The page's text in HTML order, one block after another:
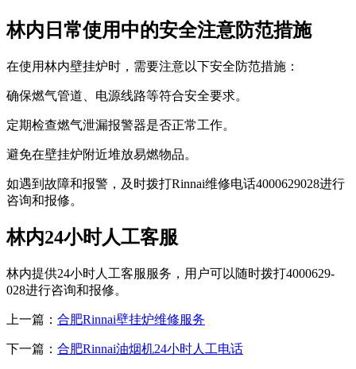
林内日常使用中的安全注意防范措施
在使用林内壁挂炉时，需要注意以下安全防范措施：
确保燃气管道、电源线路等符合安全要求。
定期检查燃气泄漏报警器是否正常工作。
避免在壁挂炉附近堆放易燃物品。
如遇到故障和报警，及时拨打Rinnai维修电话4000629028进行
咨询和报修。
林内24小时人工客服
林内提供24小时人工客服服务，用户可以随时拨打4000629-
028进行咨询和报修。
上一篇： 合肥Rinnai壁挂炉维修服务
下一篇： 合肥Rinnai油烟机24小时人工电话